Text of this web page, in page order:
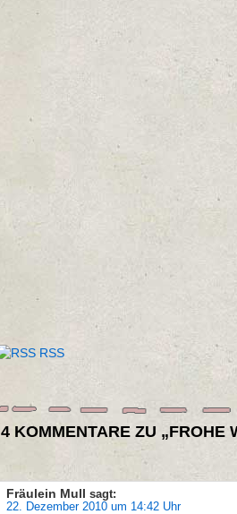
RSS
4 KOMMENTARE ZU „FROHE
Fräulein Mull sagt:
22. Dezember 2010 um 14:42 Uhr